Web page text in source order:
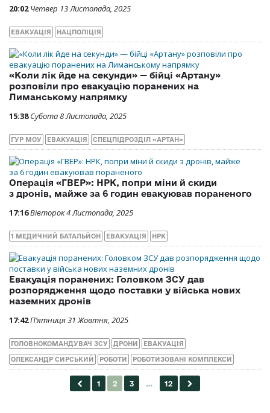
20:02 Четвер 13 Листопада, 2025
ЕВАКУАЦІЯ НАЦПОЛІЦІЯ
«Коли лік йде на секунди» — бійці «Артану»
розповіли про евакуацію поранених на
Лиманському напрямку
15:38 Субота 8 Листопада, 2025
ГУР МОУ ЕВАКУАЦІЯ СПЕЦПІДРОЗДІЛ «АРТАН»
Операція «ГВЕР»: НРК, попри міни й скиди
з дронів, майже за 6 годин евакуював пораненого
17:16Вівторок 4 Листопада, 2025
1 МЕДИЧНИЙ БАТАЛЬЙОН ЕВАКУАЦІЯ НРК
Евакуація поранених: Головком ЗСУ дав
розпорядження щодо поставки у війська нових
наземних дронів
17:42П’ятниця 31 Жовтня, 2025
ГОЛОВНОКОМАНДУВАЧ ЗСУ ДРОНИ ЕВАКУАЦІЯ
ОЛЕКСАНДР СИРСЬКИЙ РОБОТИ РОБОТИЗОВАНІ КОМПЛЕКСИ